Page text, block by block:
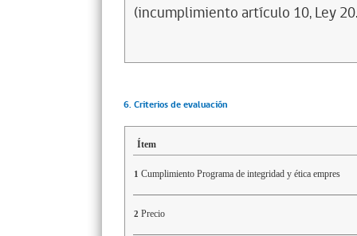
(incumplimiento artículo 10, Ley
6. Criterios de evaluación
Ítem
1 Cumplimiento Programa de integridad y ética empres
2 Precio